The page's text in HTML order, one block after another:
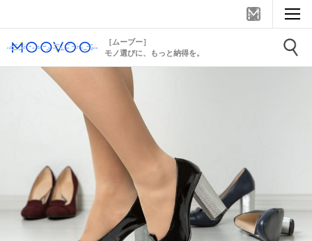
［ムーブー］
モノ選びに、もっと納得を。